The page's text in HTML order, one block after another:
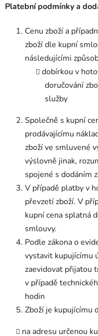
Platební podmínky a
Cenu zboží a
zboží dle kupní
následujícími
dobírkou v
doručování
služby
Společně s kupní
prodávajícímu
zboží ve smluvené
výslovně jinak,
spojené s dodáním
V případě platby v
převzetí zboží. V
kupní cena splatná
smlouvy.
Podle zákona o
vystavit kupujícímu
zaevidovat přijatou
v případě
hodin
Zboží je kupujícímu
na adresu určenou